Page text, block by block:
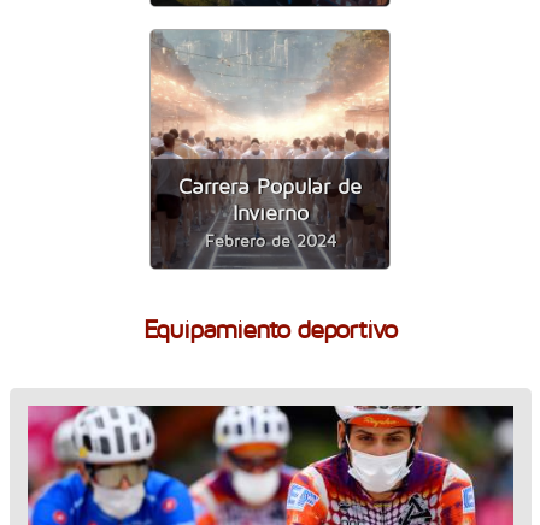
Carrera Popular de
Invierno
Febrero de 2024
Equipamiento deportivo